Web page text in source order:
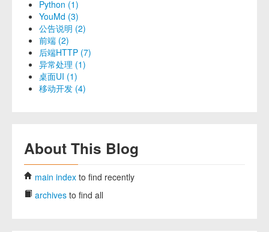
Python (1)
YouMd (3)
公告说明 (2)
前端 (2)
后端HTTP (7)
异常处理 (1)
桌面UI (1)
移动开发 (4)
About This Blog
main index to find recently
archives to find all